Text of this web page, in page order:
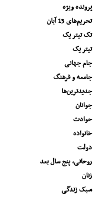
پرونده ویژه
تحریم‌های 13 آبان
تک تیتر یک
تیتر یک
جام جهانی
جامعه و فرهنگ
جدیدترین‌ها
جوانان
حوادث
خانواده
دولت
روحانی، پنج سال بعد
زنان
سبک زندگی